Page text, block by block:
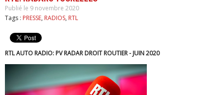
Publié le 9 novembre 2020
Tags : PRESSE, RADIOS, RTL
RTL AUTO RADIO: PV RADAR DROIT ROUTIER - JUIN 2020